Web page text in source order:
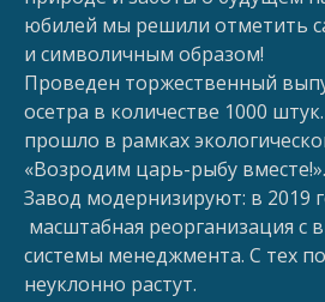
юбилей мы решили отметить
и символичным образом!
Проведен торжественный
осетра в количестве 1000
прошло в рамках
«Возродим царь-рыбу вместе!».
Завод модернизируют: в 2019
масштабная реорганизация с
системы менеджмента. С тех
неуклонно растут.